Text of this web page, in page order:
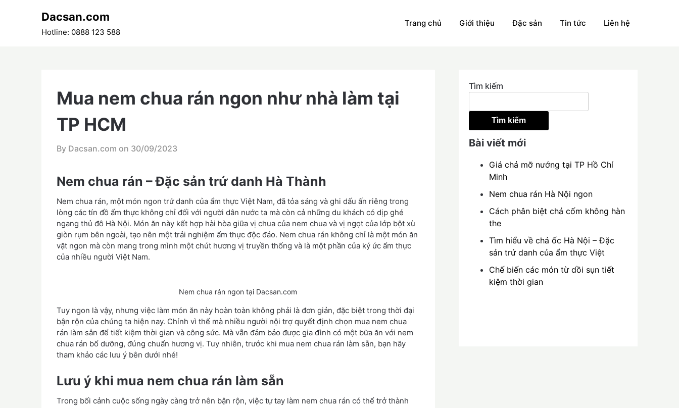
Dacsan.com
Hotline: 0888 123 588
Trang chủ Giới thiệu Đặc sản Tin tức Liên hệ
Mua nem chua rán ngon như nhà làm tại
TP HCM
By Dacsan.com on 30/09/2023
Nem chua rán – Đặc sản trứ danh Hà Thành
Nem chua rán, một món ngon trứ danh của ẩm thực Việt Nam, đã tỏa sáng và ghi dấu ấn riêng trong
lòng các tín đồ ẩm thực không chỉ đối với người dân nước ta mà còn cả những du khách có dịp ghé
ngang thủ đô Hà Nội. Món ăn này kết hợp hài hòa giữa vị chua của nem chua và vị ngọt của lớp bột xù
giòn rụm bên ngoài, tạo nên một trải nghiệm ẩm thực độc đáo. Nem chua rán không chỉ là một món ăn
vặt ngon mà còn mang trong mình một chút hương vị truyền thống và là một phần của ký ức ẩm thực
của nhiều người Việt Nam.
Nem chua rán ngon tại Dacsan.com
Tuy ngon là vậy, nhưng việc làm món ăn này hoàn toàn không phải là đơn giản, đặc biệt trong thời đại
bận rộn của chúng ta hiện nay. Chính vì thế mà nhiều người nội trợ quyết định chọn mua nem chua
rán làm sẵn để tiết kiệm thời gian và công sức. Mà vẫn đảm bảo được gia đình có một bữa ăn với nem
chua rán bổ dưỡng, đúng chuẩn hương vị. Tuy nhiên, trước khi mua nem chua rán làm sẵn, bạn hãy
tham khảo các lưu ý bên dưới nhé!
Lưu ý khi mua nem chua rán làm sẵn
Trong bối cảnh cuộc sống ngày càng trở nên bận rộn, việc tự tay làm nem chua rán có thể trở thành
Tìm kiếm
Tìm kiếm
Bài viết mới
Giá chả mỡ nướng tại TP Hồ Chí
Minh
Nem chua rán Hà Nội ngon
Cách phân biệt chả cốm không hàn
the
Tìm hiểu về chả ốc Hà Nội – Đặc
sản trứ danh của ẩm thực Việt
Chế biến các món từ dồi sụn tiết
kiệm thời gian